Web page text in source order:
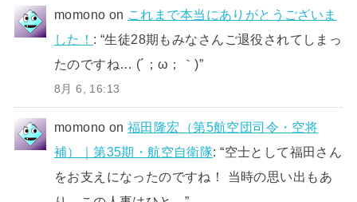
momono on これまで本当にありがとうございま
した！ : “生徒28期もみなさんご退役されてしまっ
たのですね… (´；ω；｀)”
8月 6, 16:13
momono on福田隆宏（第5航空団司令・空将
補）｜第35期・航空自衛隊: “空士として福田さん
をお支えになったのですね！ 当時の思い出もあ